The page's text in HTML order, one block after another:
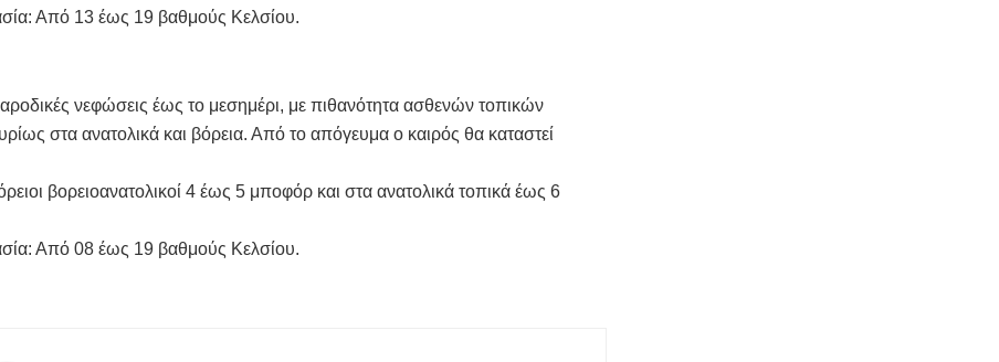
Από 13 έως 19 βαθμούς Κελσίου.
νεφώσεις έως το μεσημέρι, με πιθανότητα ασθενών τοπικών
στα ανατολικά και βόρεια. Από το απόγευμα ο καιρός θα καταστεί
βορειοανατολικοί 4 έως 5 μποφόρ και στα ανατολικά τοπικά έως 6
Από 08 έως 19 βαθμούς Κελσίου.